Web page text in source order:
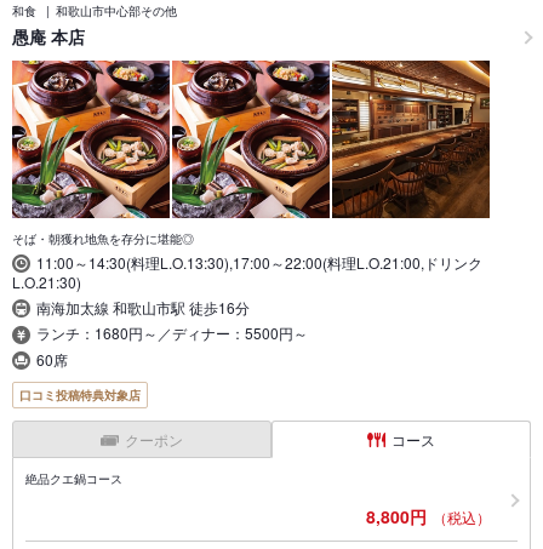
和食 和歌山市中心部その他
愚庵 本店
そば・朝獲れ地魚を存分に堪能◎
11:00～14:30(料理L.O.13:30),17:00～22:00(料理L.O.21:00,ドリンク
L.O.21:30)
南海加太線 和歌山市駅 徒歩16分
ランチ：1680円～／ディナー：5500円～
60席
口コミ投稿特典対象店
クーポン コース
絶品クエ鍋コース
8,800円 （税込）